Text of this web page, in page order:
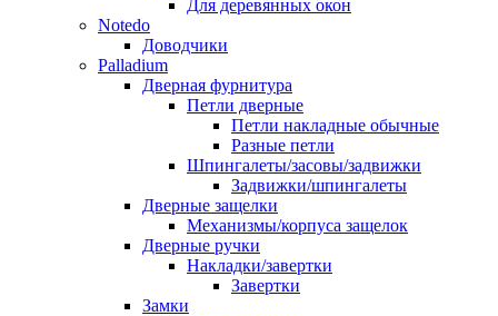
Для деревянных окон
Notedo
Доводчики
Palladium
Дверная фурнитура
Петли дверные
Петли накладные обычные
Разные петли
Шпингалеты/засовы/задвижки
Задвижки/шпингалеты
Дверные защелки
Механизмы/корпуса защелок
Дверные ручки
Накладки/завертки
Завертки
Замки